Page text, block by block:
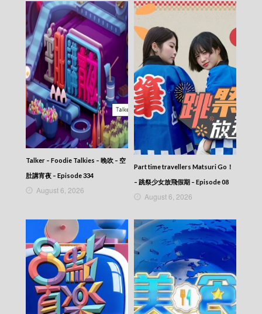
Scoop – 東張西望 (2025) – 2025-09-19
Scoop – 東張西望 (2025) – 2025-09-18
Scoop – 東張西望 (2025) – 2025-09-17
Scoop – 東張西望 (2025) – 2025-09-16
Scoop – 東張西望 (2025) – 2025-09-15
Scoop – 東張西望 (2025) – 2025-09-14
Scoop – 東張西望 (2025) – 2025-09-13
Scoop – 東張西望 (2025) – 2025-09-12
Scoop – 東張西望 (2025) – 2025-09-11
Scoop – 東張西望 (2025) – 2025-09-10
Scoop – 東張西望 (2025) – 2025-09-09
Scoop – 東張西望 (2025) – 2025-09-08
Scoop – 東張西望 (2025) – 2025-09-07
Scoop – 東張西望 (2025) – 2025-09-06
Scoop – 東張西望 (2025) – 2025-09-05
Scoop – 東張西望 (2025) – 2025-09-04
Scoop – 東張西望 (2025) – 2025-09-03
Scoop – 東張西望 (2025) – 2025-09-02
Scoop – 東張西望 (2025) – 2025-09-01
Scoop – 東張西望 (2025) – 2025-08-31
Scoop – 東張西望 (2025) – 2025-08-30
Scoop – 東張西望 (2025) – 2025-08-29
Scoop – 東張西望 (2025) – 2025-08-28
Scoop – 東張西望 (2025) – 2025-08-27
Scoop – 東張西望 (2025) – 2025-08-26
Scoop – 東張西望 (2025) – 2025-08-25
Scoop – 東張西望 (2025) – 2025-08-24
Talker – Foodie Talkies – 晚吹 – 空
肚講宵夜 – Episode 334
August 6, 2026
Part time travellers Matsuri Go！
– 跳祭少女放飛假期 – Episode 08
August 6, 2026